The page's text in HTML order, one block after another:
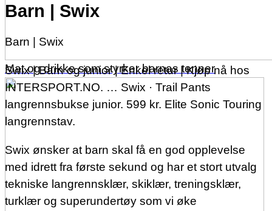
Mat og drikke som styrker barnas tenner
Barn | Swix
Barn | Swix
Swix | Barn og junior | Enkel retur | Kjøp nå hos
INTERSPORT.NO. … Swix · Trail Pants
langrennsbukse junior. 599 kr. Elite Sonic Touring
langrennstav.
Swix ønsker at barn skal få en god opplevelse
med idrett fra første sekund og har et stort utvalg
tekniske langrennsklær, skiklær, treningsklær,
turklær og superundertøy som vi øke